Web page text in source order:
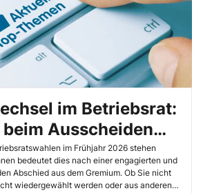
im Betriebsrat:
Ausscheiden
ankommt
im Frühjahr 2026 stehen
bedeutet dies nach einer engagierten und
Abschied aus dem Gremium. Ob Sie nicht
wiedergewählt werden oder aus anderen